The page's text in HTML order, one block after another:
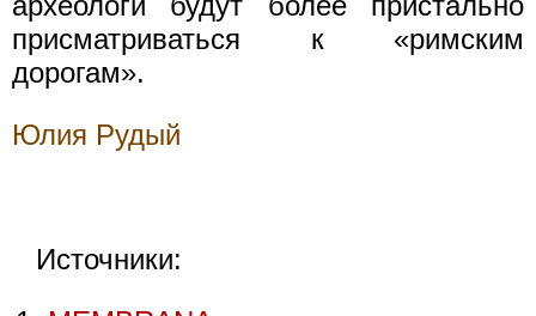
присматриваться к «римским
дорогам».
Юлия Рудый
Источники: